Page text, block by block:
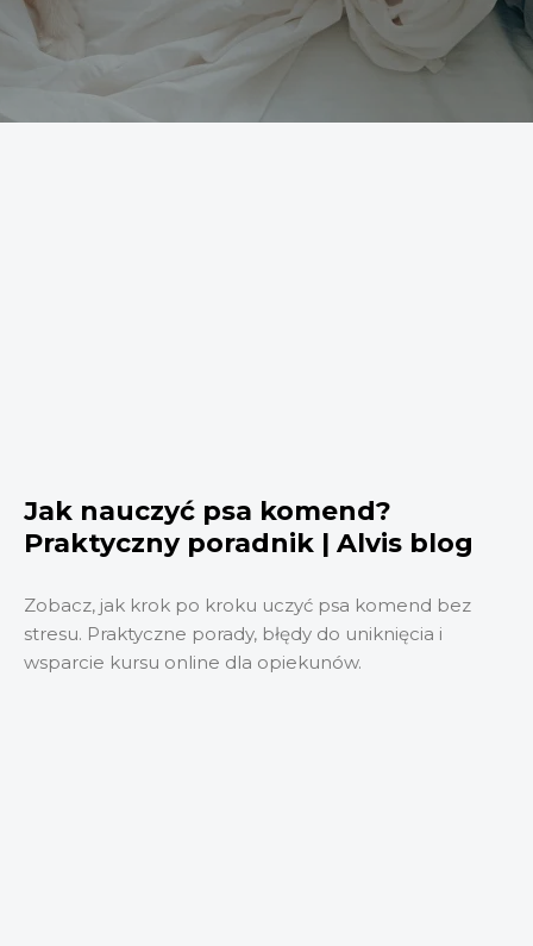
Jak nauczyć psa komend?
Praktyczny poradnik | Alvis blog
Zobacz, jak krok po kroku uczyć psa komend bez
stresu. Praktyczne porady, błędy do uniknięcia i
wsparcie kursu online dla opiekunów.